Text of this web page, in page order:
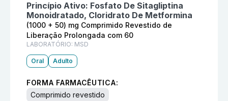
Princípio Ativo: Fosfato De Sitagliptina
Monoidratado, Cloridrato De Metformina
(1000 + 50) mg Comprimido Revestido de
Liberação Prolongada com 60
LABORATÓRIO: MSD
Oral Adulto
FORMA FARMACÊUTICA:
Comprimido revestido